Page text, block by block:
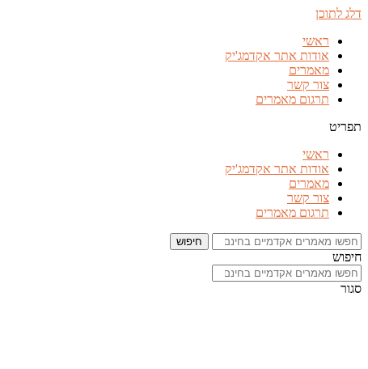
דלג לתוכן
ראשי
אודות אתר אקדמג'יק
מאמרים
צור קשר
תרגום מאמרים
תפריט
ראשי
אודות אתר אקדמג'יק
מאמרים
צור קשר
תרגום מאמרים
חיפוש
חיפוש
סגור